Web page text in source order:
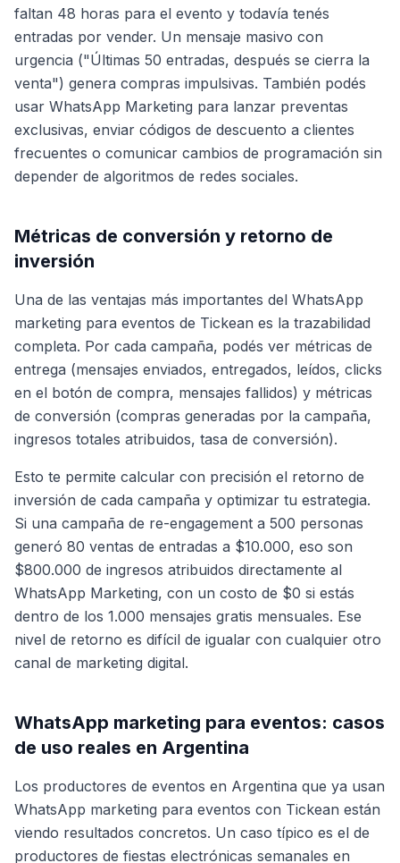
faltan 48 horas para el evento y todavía tenés
entradas por vender. Un mensaje masivo con
urgencia ("Últimas 50 entradas, después se cierra la
venta") genera compras impulsivas. También podés
usar WhatsApp Marketing para lanzar preventas
exclusivas, enviar códigos de descuento a clientes
frecuentes o comunicar cambios de programación sin
depender de algoritmos de redes sociales.
Métricas de conversión y retorno de
inversión
Una de las ventajas más importantes del WhatsApp
marketing para eventos de Tickean es la trazabilidad
completa. Por cada campaña, podés ver métricas de
entrega (mensajes enviados, entregados, leídos, clicks
en el botón de compra, mensajes fallidos) y métricas
de conversión (compras generadas por la campaña,
ingresos totales atribuidos, tasa de conversión).
Esto te permite calcular con precisión el retorno de
inversión de cada campaña y optimizar tu estrategia.
Si una campaña de re-engagement a 500 personas
generó 80 ventas de entradas a $10.000, eso son
$800.000 de ingresos atribuidos directamente al
WhatsApp Marketing, con un costo de $0 si estás
dentro de los 1.000 mensajes gratis mensuales. Ese
nivel de retorno es difícil de igualar con cualquier otro
canal de marketing digital.
WhatsApp marketing para eventos: casos
de uso reales en Argentina
Los productores de eventos en Argentina que ya usan
WhatsApp marketing para eventos con Tickean están
viendo resultados concretos. Un caso típico es el de
productores de fiestas electrónicas semanales en